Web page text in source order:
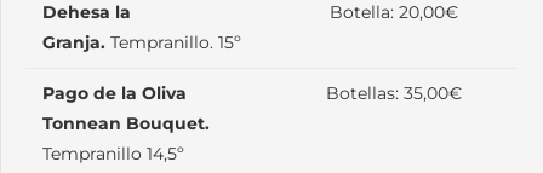
Dehesa la
Granja. Tempranillo. 15º
Botella: 20,00€
Pago de la Oliva
Tonnean Bouquet.
Tempranillo 14,5º
Botellas: 35,00€